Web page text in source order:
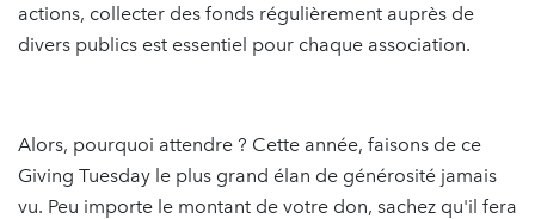
actions, collecter des fonds régulièrement auprès de
divers publics est essentiel pour chaque association.
Alors, pourquoi attendre ? Cette année, faisons de ce
Giving Tuesday le plus grand élan de générosité jamais
vu. Peu importe le montant de votre don, sachez qu'il fera